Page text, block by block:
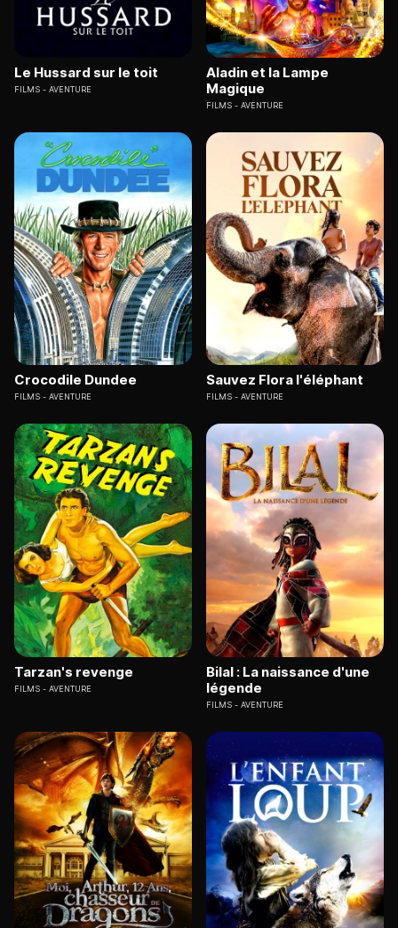
Le Hussard sur le toit
FILMS AVENTURE
Aladin et la Lampe
Magique
FILMS AVENTURE
Crocodile Dundee
FILMS AVENTURE
Sauvez Flora l'éléphant
FILMS AVENTURE
Tarzan's revenge
FILMS AVENTURE
Bilal : La naissance d'une
légende
FILMS AVENTURE